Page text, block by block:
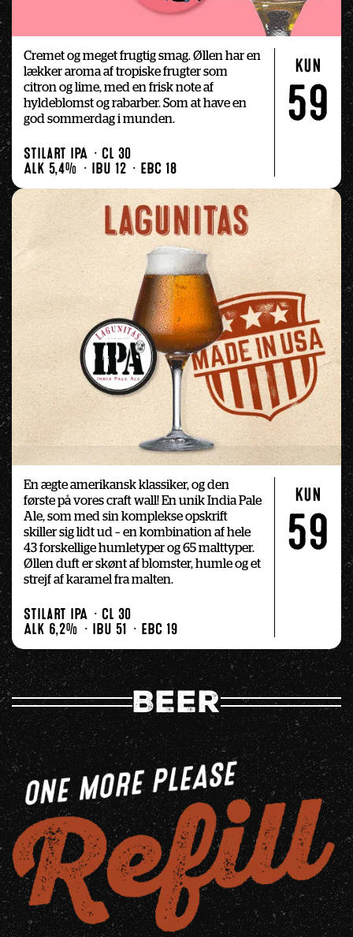
Cremet og meget frugtig smag. Øllen har en
lækker aroma af tropiske frugter som
citron og lime, med en frisk note af
hyldeblomst og rabarber. Som at have en
god sommerdag i munden.
Stilart IPA
Cl 30
Alk 5,4%
IBU 12 EBC 18
kun
59
En ægte amerikansk klassiker, og den
første på vores craft wall! En unik India Pale
Ale, som med sin komplekse opskrift
skiller sig lidt ud – en kombination af hele
43 forskellige humletyper og 65 malttyper.
Øllen duft er skønt af blomster, humle og et
strejf af karamel fra malten.
Stilart IPA
Cl 30
Alk 6,2%
IBU 51 EBC 19
kun
59
Beer